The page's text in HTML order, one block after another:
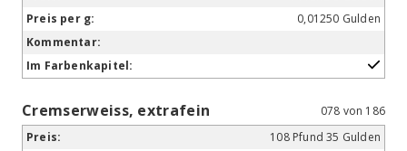
0,01250 Gulden
Cremserweiss, extrafein
078 von 186
108 Pfund 35 Gulden